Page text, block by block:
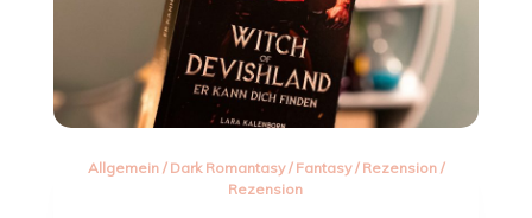
Allgemein/ Dark Romantasy/ Fantasy/ Rezension/
Rezension